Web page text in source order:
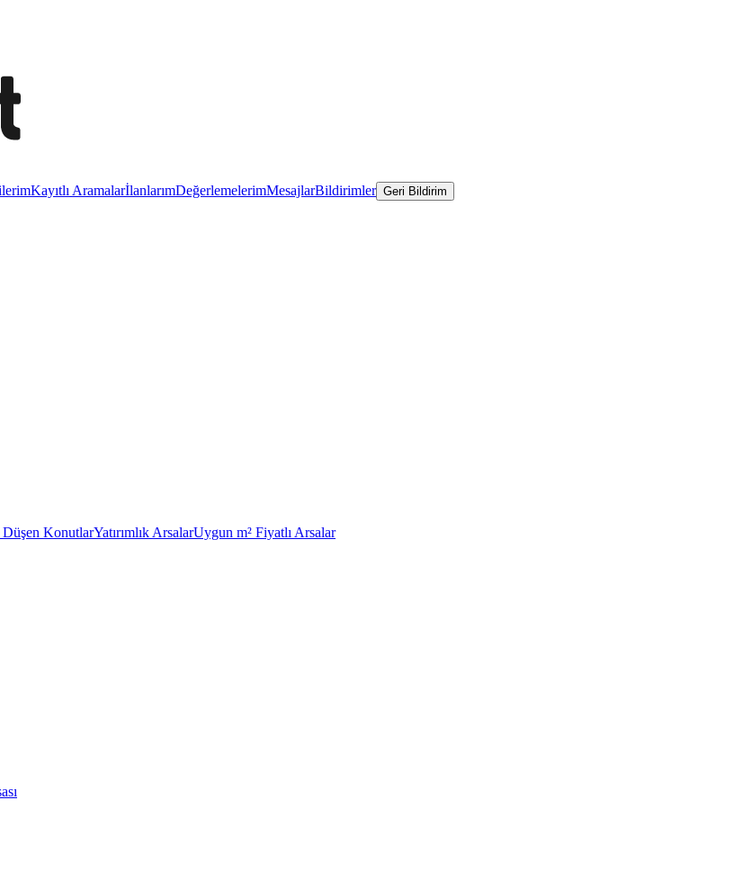
Kayıtlı AramalarİlanlarımDeğerlemelerimMesajlarBildirimler Geri Bildirim
Düşen KonutlarYatırımlık ArsalarUygun m² Fiyatlı Arsalar